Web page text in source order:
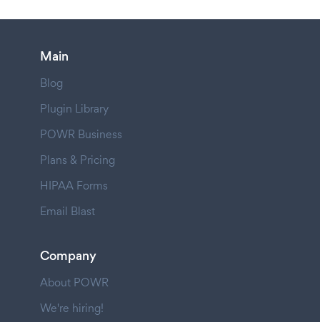
Main
Blog
Plugin Library
POWR Business
Plans & Pricing
HIPAA Forms
Email Blast
Company
About POWR
We're hiring!